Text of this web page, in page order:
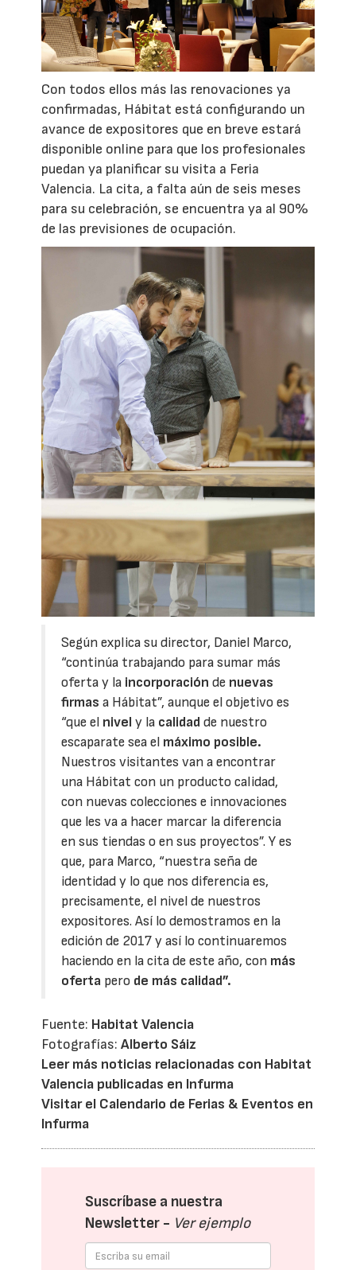
Con todos ellos más las renovaciones ya
confirmadas, Hábitat está configurando un
avance de expositores que en breve estará
disponible online para que los profesionales
puedan ya planificar su visita a Feria
Valencia. La cita, a falta aún de seis meses
para su celebración, se encuentra ya al 90%
de las previsiones de ocupación.
Según explica su director, Daniel Marco,
“continúa trabajando para sumar más
oferta y la incorporación de nuevas
firmas a Hábitat”, aunque el objetivo es
“que el nivel y la calidad de nuestro
escaparate sea el máximo posible.
Nuestros visitantes van a encontrar
una Hábitat con un producto calidad,
con nuevas colecciones e innovaciones
que les va a hacer marcar la diferencia
en sus tiendas o en sus proyectos”. Y es
que, para Marco, “nuestra seña de
identidad y lo que nos diferencia es,
precisamente, el nivel de nuestros
expositores. Así lo demostramos en la
edición de 2017 y así lo continuaremos
haciendo en la cita de este año, con más
oferta pero de más calidad”.
Fuente: Habitat Valencia
Fotografías:Alberto Sáiz
Leer más noticias relacionadas con Habitat
Valencia publicadas en Infurma
Visitar el Calendario de Ferias & Eventos en
Infurma
Suscríbase a nuestra
Newsletter - Ver ejemplo